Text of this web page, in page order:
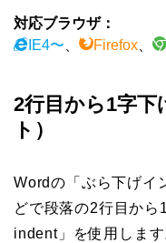
対応ブラウザ：
IE4〜
Firefox
2行目から1字下
ト）
Wordの「ぶら下げイ
どで段落の2行目か
indent」を使用しま